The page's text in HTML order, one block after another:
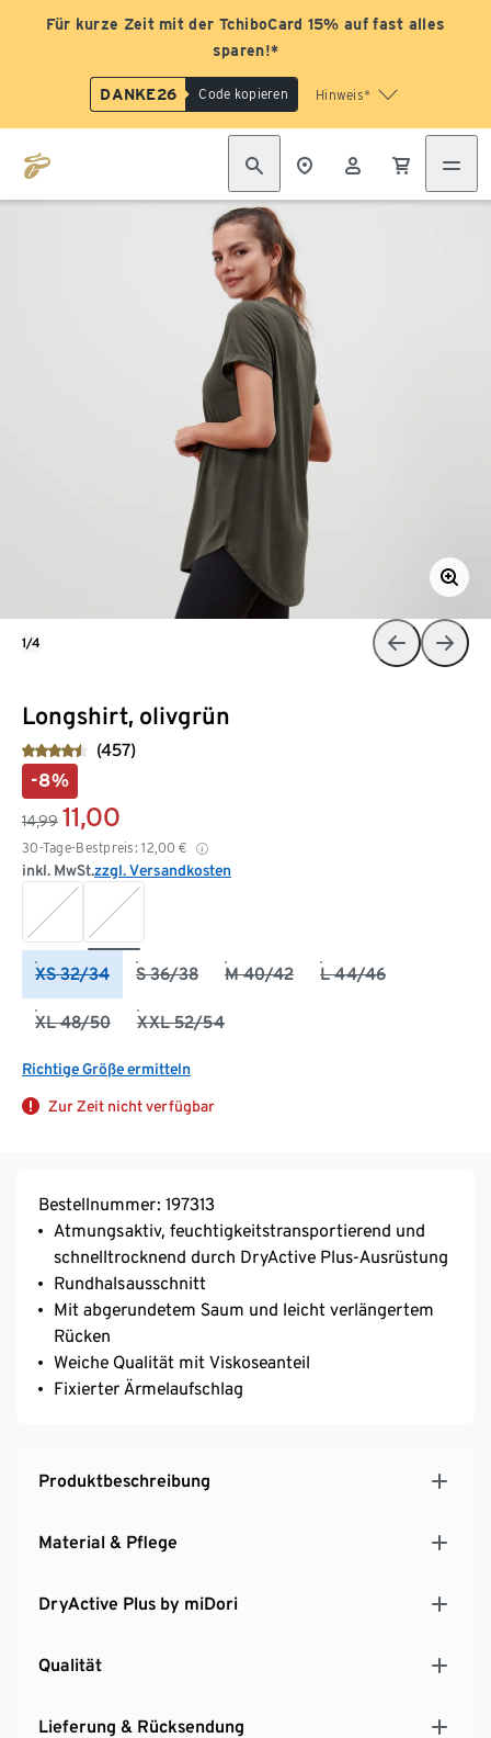
Für kurze Zeit mit der TchiboCard 15% auf fast alles
sparen!*
DANKE26 Code kopieren Hinweis*
Longshirt, olivgrün
(457)
-8%
14,99 11,00
30-Tage-Bestpreis: 12,00 €
inkl. MwSt.zzgl. Versandkosten
XS 32/34 S 36/38 M 40/42 L 44/46
XL 48/50 XXL 52/54
Richtige Größe ermitteln
Zur Zeit nicht verfügbar
1/4
Bestellnummer: 197313
Atmungsaktiv, feuchtigkeitstransportierend und
schnelltrocknend durch DryActive Plus-Ausrüstung
Rundhalsausschnitt
Mit abgerundetem Saum und leicht verlängertem
Rücken
Weiche Qualität mit Viskoseanteil
Fixierter Ärmelaufschlag
Produktbeschreibung
Material & Pflege
DryActive Plus by miDori
Qualität
Lieferung & Rücksendung